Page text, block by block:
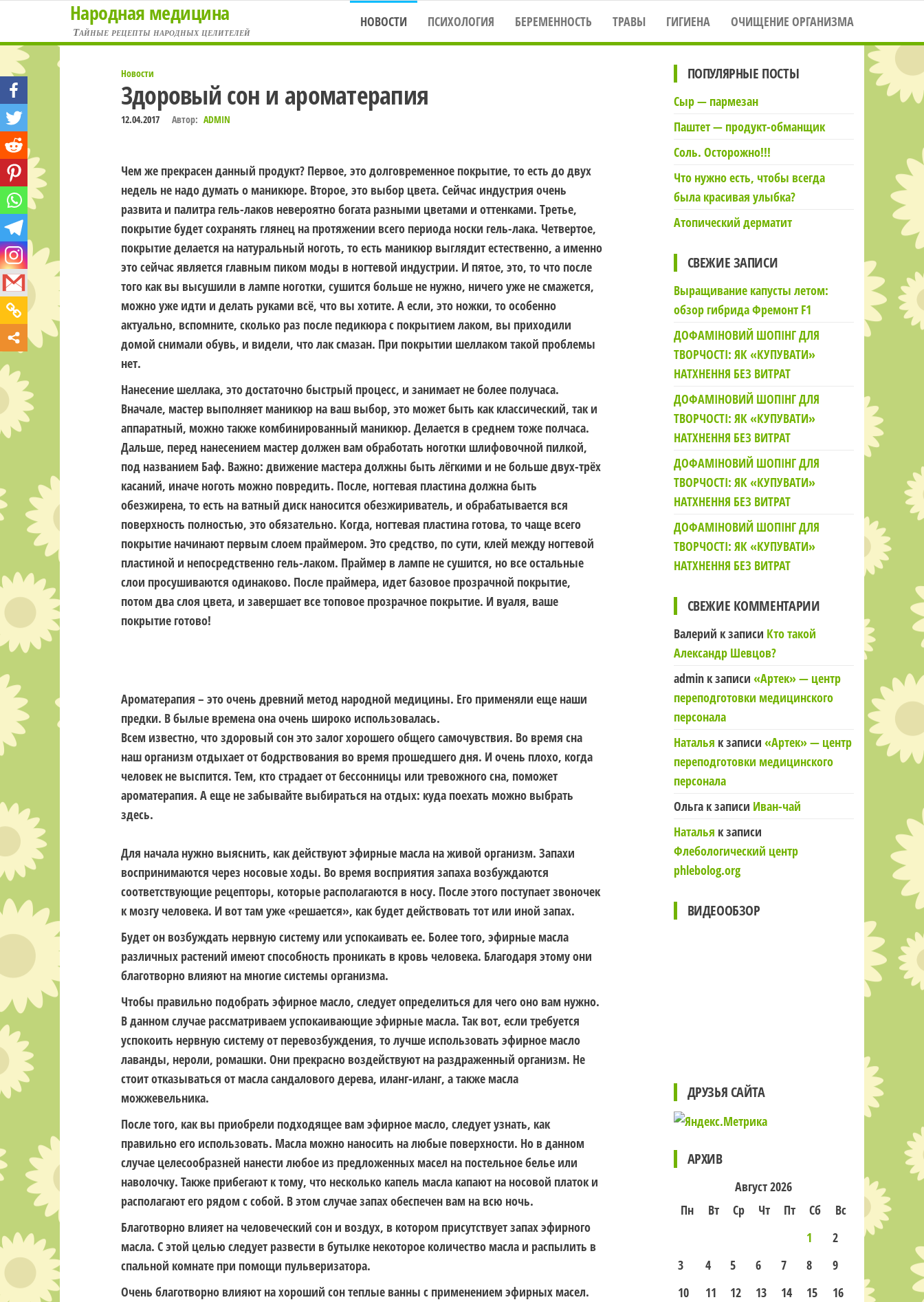
содержимому
Народная медицина
Тайные рецепты народных целителей
НОВОСТИ ПСИХОЛОГИЯ БЕРЕМЕННОСТЬ ТРАВЫ ГИГИЕНА ОЧИЩЕНИЕ ОРГАНИЗМА
Новости
Здоровый сон и ароматерапия
12.04.2017 Автор: ADMIN
Чем же прекрасен данный продукт? Первое, это долговременное покрытие, то есть до двух
недель не надо думать о маникюре. Второе, это выбор цвета. Сейчас индустрия очень
развита и палитра гель-лаков невероятно богата разными цветами и оттенками. Третье,
покрытие будет сохранять глянец на протяжении всего периода носки гель-лака. Четвертое,
покрытие делается на натуральный ноготь, то есть маникюр выглядит естественно, а именно
это сейчас является главным пиком моды в ногтевой индустрии. И пятое, это, то что после
того как вы высушили в лампе ноготки, сушится больше не нужно, ничего уже не смажется,
можно уже идти и делать руками всё, что вы хотите. А если, это ножки, то особенно
актуально, вспомните, сколько раз после педикюра с покрытием лаком, вы приходили
домой снимали обувь, и видели, что лак смазан. При покрытии шеллаком такой проблемы
нет.
Нанесение шеллака, это достаточно быстрый процесс, и занимает не более получаса.
Вначале, мастер выполняет маникюр на ваш выбор, это может быть как классический, так и
аппаратный, можно также комбинированный маникюр. Делается в среднем тоже полчаса.
Дальше, перед нанесением мастер должен вам обработать ноготки шлифовочной пилкой,
под названием Баф. Важно: движение мастера должны быть лёгкими и не больше двух-трёх
касаний, иначе ноготь можно повредить. После, ногтевая пластина должна быть
обезжирена, то есть на ватный диск наносится обезжириватель, и обрабатывается вся
поверхность полностью, это обязательно. Когда, ногтевая пластина готова, то чаще всего
покрытие начинают первым слоем праймером. Это средство, по сути, клей между ногтевой
пластиной и непосредственно гель-лаком. Праймер в лампе не сушится, но все остальные
слои просушиваются одинаково. После праймера, идет базовое прозрачной покрытие,
потом два слоя цвета, и завершает все топовое прозрачное покрытие. И вуаля, ваше
покрытие готово!
Ароматерапия – это очень древний метод народной медицины. Его применяли еще наши
предки. В былые времена она очень широко использовалась.
Всем известно, что здоровый сон это залог хорошего общего самочувствия. Во время сна
наш организм отдыхает от бодрствования во время прошедшего дня. И очень плохо, когда
человек не выспится. Тем, кто страдает от бессонницы или тревожного сна, поможет
ароматерапия. А еще не забывайте выбираться на отдых: куда поехать можно выбрать
здесь.
Для начала нужно выяснить, как действуют эфирные масла на живой организм. Запахи
воспринимаются через носовые ходы. Во время восприятия запаха возбуждаются
соответствующие рецепторы, которые располагаются в носу. После этого поступает звоночек
кмозгу человека. И вот там уже «решается», как будет действовать тот или иной запах.
Будет он возбуждать нервную систему или успокаивать ее. Более того, эфирные масла
различных растений имеют способность проникать в кровь человека. Благодаря этому они
благотворно влияют на многие системы организма.
Чтобы правильно подобрать эфирное масло, следует определиться для чего оно вам нужно.
В данном случае рассматриваем успокаивающие эфирные масла. Так вот, если требуется
успокоить нервную систему от перевозбуждения, то лучше использовать эфирное масло
лаванды, нероли, ромашки. Они прекрасно воздействуют на раздраженный организм. Не
стоит отказываться от масла сандалового дерева, иланг-иланг, а также масла
можжевельника.
После того, как вы приобрели подходящее вам эфирное масло, следует узнать, как
правильно его использовать. Масла можно наносить на любые поверхности. Но в данном
случае целесообразней нанести любое из предложенных масел на постельное белье или
наволочку. Также прибегают к тому, что несколько капель масла капают на носовой платок и
располагают его рядом с собой. В этом случае запах обеспечен вам на всю ночь.
Благотворно влияет на человеческий сон и воздух, в котором присутствует запах эфирного
масла. С этой целью следует развести в бутылке некоторое количество масла и распылить в
спальной комнате при помощи пульверизатора.
Очень благотворно влияют на хороший сонтеплые ванны с применением эфирных масел.
ПОПУЛЯРНЫЕ ПОСТЫ
Сыр — пармезан
Паштет — продукт-обманщик
Соль. Осторожно!!!
Что нужно есть, чтобы всегда
была красивая улыбка?
Атопический дерматит
СВЕЖИЕ ЗАПИСИ
Выращивание капусты летом:
обзор гибрида Фремонт F1
ДОФАМІНОВИЙ ШОПІНГ ДЛЯ
ТВОРЧОСТІ: ЯК «КУПУВАТИ»
НАТХНЕННЯ БЕЗ ВИТРАТ
ДОФАМІНОВИЙ ШОПІНГ ДЛЯ
ТВОРЧОСТІ: ЯК «КУПУВАТИ»
НАТХНЕННЯ БЕЗ ВИТРАТ
ДОФАМІНОВИЙ ШОПІНГ ДЛЯ
ТВОРЧОСТІ: ЯК «КУПУВАТИ»
НАТХНЕННЯ БЕЗ ВИТРАТ
ДОФАМІНОВИЙ ШОПІНГ ДЛЯ
ТВОРЧОСТІ: ЯК «КУПУВАТИ»
НАТХНЕННЯ БЕЗ ВИТРАТ
СВЕЖИЕ КОММЕНТАРИИ
Валерий к записи Кто такой
Александр Шевцов?
adminк записи «Артек» — центр
переподготовки медицинского
персонала
Наталья к записи «Артек» — центр
переподготовки медицинского
персонала
Ольгак записи Иван-чай
Наталья к записи
Флебологический центр
phlebolog.org
ВИДЕООБЗОР
ДРУЗЬЯ САЙТА
АРХИВ
Август 2026
Пн
Вт Ср Чт Пт Сб
Вс
1
2
3
4 5 6 7 8
9
10
11 12 13 14 15
16